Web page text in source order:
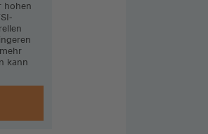
hohen
kann